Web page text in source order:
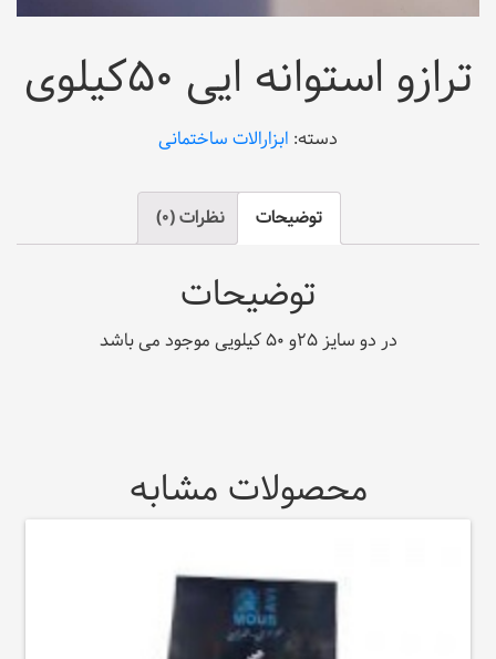
ترازو استوانه ایی ۵۰کیلوی
دسته: ابزارالات ساختمانی
توضیحات نظرات (0)
توضیحات
در دو سایز ۲۵و ۵۰ کیلویی موجود می باشد
محصولات مشابه